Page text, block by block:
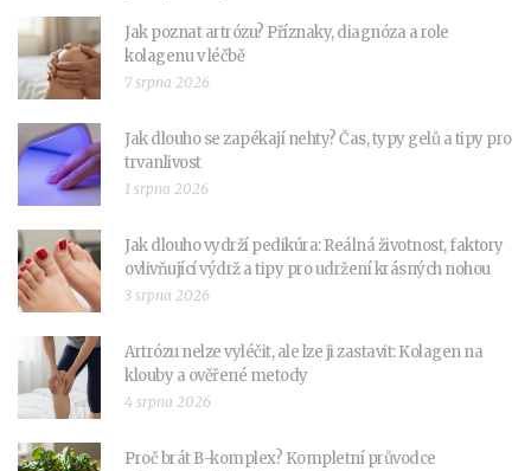
Jak poznat artrózu? Příznaky, diagnóza a role
kolagenu v léčbě
7 srpna 2026
Jak dlouho se zapékají nehty? Čas, typy gelů a tipy pro
trvanlivost
1 srpna 2026
Jak dlouho vydrží pedikúra: Reálná životnost, faktory
ovlivňující výdrž a tipy pro udržení krásných nohou
3 srpna 2026
Artrózu nelze vyléčit, ale lze ji zastavit: Kolagen na
klouby a ověřené metody
4 srpna 2026
Proč brát B-komplex? Kompletní průvodce